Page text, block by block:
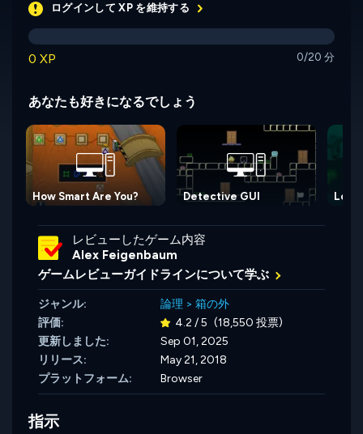
ログインして XP を維持する
0 XP 0/20 分
あなたも好きになるでしょう
How Smart Are You? Detective GUI Lost
レビューしたゲーム内容
Alex Feigenbaum
ゲームレビューガイドラインについて学ぶ
ジャンル: 論理 > 箱の外
評価:
4.2 / 5 (18,550 投票)
更新しました:
Sep 01, 2025
リリース:
May 21, 2018
プラットフォーム:
Browser
指示